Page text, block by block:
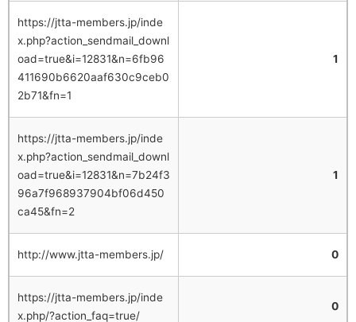
https://jtta-members.jp/inde
x.php?action_sendmail_downl
oad=true&i=12831&n=6fb96
411690b6620aaf630c9ceb0
2b71&fn=1
1
https://jtta-members.jp/inde
x.php?action_sendmail_downl
oad=true&i=12831&n=7b24f3
96a7f968937904bf06d450
ca45&fn=2
1
http://www.jtta-members.jp/ 0
https://jtta-members.jp/inde
x.php/?action_faq=true/
0